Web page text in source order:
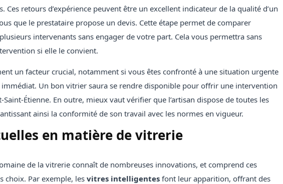
Ces retours d’expérience peuvent être un excellent indicateur de la qualité d’un
que le prestataire propose un devis. Cette étape permet de comparer
intervenants sans engager de votre part. Cela vous permettra sans
si elle le convient.
un facteur crucial, notamment si vous êtes confronté à une situation urgente
immédiat. Un bon vitrier saura se rendre disponible pour offrir une intervention
Saint-Étienne. En outre, mieux vaut vérifier que l’artisan dispose de toutes les
ainsi la conformité de son travail avec les normes en vigueur.
en matière de vitrerie
de la vitrerie connaît de nombreuses innovations, et comprend ces
choix. Par exemple, les vitres intelligentes font leur apparition, offrant des